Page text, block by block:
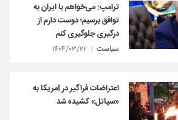
ترامپ: می‌خواهم با ایران به
توافق برسیم؛ دوست دارم از
درگیری جلوگیری کنم
سیاست ۱۴۰۴/۰۳/۲۲
اعتراضات فراگیر در آمریکا به
«سیاتل» کشیده شد